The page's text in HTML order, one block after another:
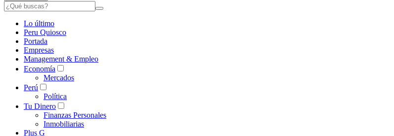
Lo último
Peru Quiosco
Portada
Empresas
Management & Empleo
Economía
Mercados
Perú
Política
Tu Dinero
Finanzas Personales
Inmobiliarias
Plus G